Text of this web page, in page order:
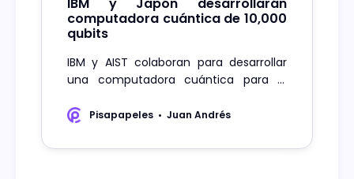
computadora cuántica de 10,000
qubits
IBM y AIST colaboran para desarrollar
una computadora cuántica para el
capacidades actuales.
Pisapapeles Juan Andrés